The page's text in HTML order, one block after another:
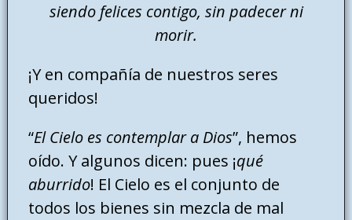
siendo felices contigo, sin padecer ni
morir.
¡Y en compañía de nuestros seres
queridos!
“El Cielo es contemplar a Dios”, hemos
oído. Y algunos dicen: pues ¡qué
aburrido! El Cielo es el conjunto de
todos los bienes sin mezcla de mal